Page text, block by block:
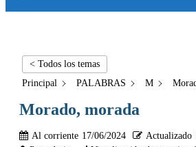
< Todos los temas
Principal
PALABRAS M
Morado, morada
Al corriente 17/06/2024 Actualizado